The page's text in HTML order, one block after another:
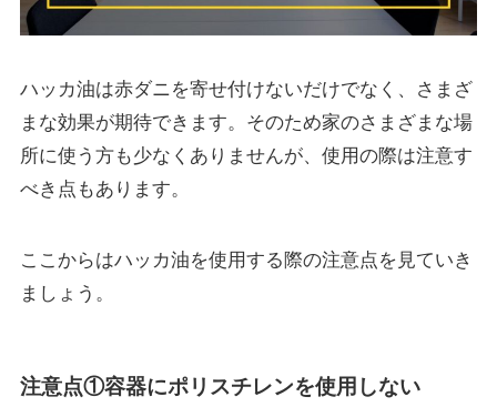
ハッカ油は赤ダニを寄せ付けないだけでなく、さまざ
まな効果が期待できます。そのため家のさまざまな場
所に使う方も少なくありませんが、使用の際は注意す
べき点もあります。
ここからはハッカ油を使用する際の注意点を見ていき
ましょう。
注意点①容器にポリスチレンを使用しない